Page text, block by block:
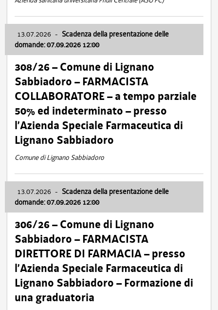
13.07.2026 - Scadenza della presentazione delle
domande: 07.09.2026 12:00
308/26 – Comune di Lignano
Sabbiadoro – FARMACISTA
COLLABORATORE – a tempo parziale
50% ed indeterminato – presso
l’Azienda Speciale Farmaceutica di
Lignano Sabbiadoro
Comune di Lignano Sabbiadoro
13.07.2026 - Scadenza della presentazione delle
domande: 07.09.2026 12:00
306/26 – Comune di Lignano
Sabbiadoro – FARMACISTA
DIRETTORE DI FARMACIA – presso
l’Azienda Speciale Farmaceutica di
Lignano Sabbiadoro – Formazione di
una graduatoria